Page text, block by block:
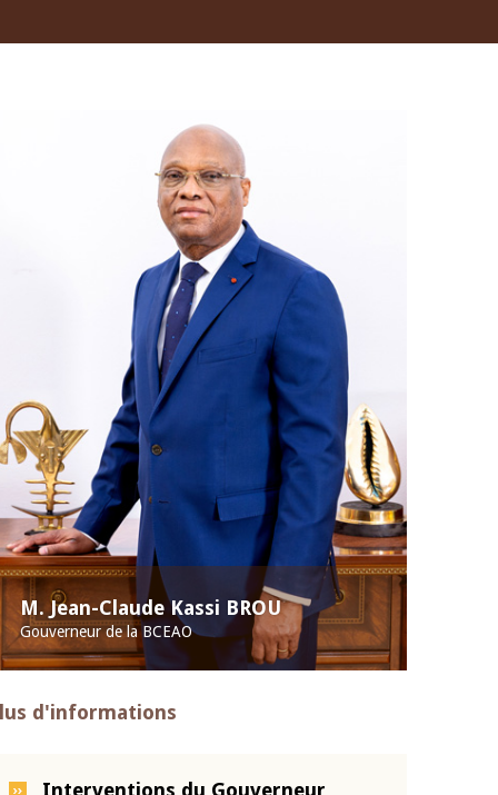
M. Jean-Claude Kassi BROU
Gouverneur de la BCEAO
d'informations
Interventions du Gouverneur